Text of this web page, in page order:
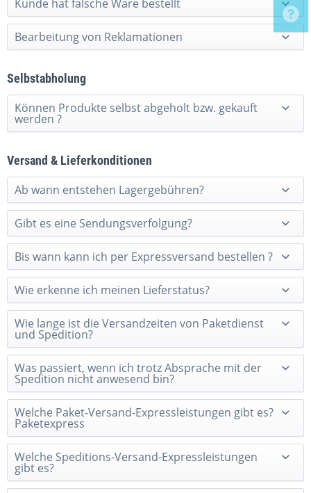
Kunde hat falsche Ware bestellt
Bearbeitung von Reklamationen
Selbstabholung
Können Produkte selbst abgeholt bzw. gekauft
werden ?
Versand & Lieferkonditionen
Ab wann entstehen Lagergebühren?
Gibt es eine Sendungsverfolgung?
Bis wann kann ich per Expressversand bestellen ?
Wie erkenne ich meinen Lieferstatus?
Wie lange ist die Versandzeiten von Paketdienst
und Spedition?
Was passiert, wenn ich trotz Absprache mit der
Spedition nicht anwesend bin?
Welche Paket-Versand-Expressleistungen gibt es?
Paketexpress
Welche Speditions-Versand-Expressleistungen
gibt es?